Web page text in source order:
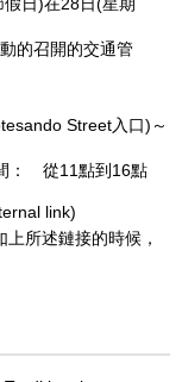
日)在28日(星期
的召開的交通管
Street入口)～
： 從11點到16點
link)
所述鏈接的時候，